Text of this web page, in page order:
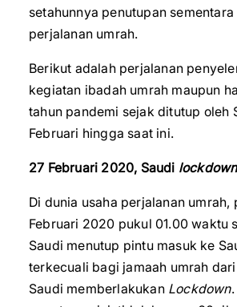
setahunnya penutupan
perjalanan umrah.
Berikut adalah perjalanan
kegiatan ibadah umrah maupun
tahun pandemi sejak ditutup oleh
Februari hingga saat ini.
27 Februari 2020, Saudi lockdown
Di dunia usaha perjalanan umrah,
Februari 2020 pukul 01.00 waktu
Saudi menutup pintu masuk ke
terkecuali bagi jamaah umrah
Saudi memberlakukan Lockdown